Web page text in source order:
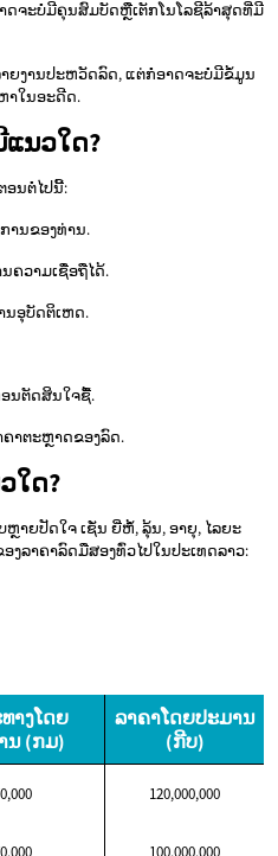
າດຈະບໍ່ມີຄຸນສົມບັດຫຼືເຕັກໂນໂລຊີລ້າສຸດທີ່ມີ
ຍງານປະຫວັດລົດ, ແຕ່ກໍ່ອາດຈະບໍ່ມີຂໍ້ມູນ
ໃນອະດີດ.
ນວໃດ?
ອນຕໍ່ໄປນີ້:
ານຂອງທ່ານ.
ຄວາມເຊື່ອຖືໄດ້.
ນອຸບັດຕິເຫດ.
ນຕັດສິນໃຈຊື້.
ຄາຕະຫຼາດຂອງລົດ.
ໃດ?
າຍປັດໃຈ ເຊັ່ນ ຍີ່ຫໍ້, ລຸ້ນ, ອາຍຸ, ໄລຍະ
ງລາຄາລົດມືສອງທົ່ວໄປໃນປະເທດລາວ:
າງໂດຍ
ນ (ກມ)
ລາຄາໂດຍປະມານ
(ກີບ)
120,000,000
100,000,000